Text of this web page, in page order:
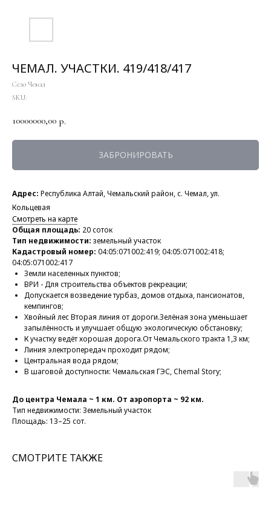
ЧЕМАЛ. УЧАСТКИ. 419/418/417
Село Чемал
SKU:
10000000,00 р.
ЗАБРОНИРОВАТЬ
Адрес: Республика Алтай, Чемальский район, с. Чемал, ул.
Кольцевая
Смотреть на карте
Общая площадь: 20 соток
Тип недвижимости: земельный участок
Кадастровый номер: 04:05:071002:419; 04:05:071002:418;
04:05:071002:417
Земли населенных пунктов;
ВРИ - Для строительства объектов рекреации;
Допускается возведение турбаз, домов отдыха, пансионатов,
кемпингов;
Хвойный лес Вторая линия от дороги.Зелёная зона уменьшает
запылённость и улучшает общую экологическую обстановку;
К участку ведёт хорошая дорога.От Чемальского тракта 1,3 км;
Линия электропередач проходит рядом;
Центральная вода рядом;
В шаговой доступности: Чемальская ГЭС, Chemal Story;
До центра Чемала ~ 1 км. От аэропорта ~ 92 км.
Тип недвижимости: Земельный участок
Площадь: 13–25 сот.
СМОТРИТЕ ТАКЖЕ